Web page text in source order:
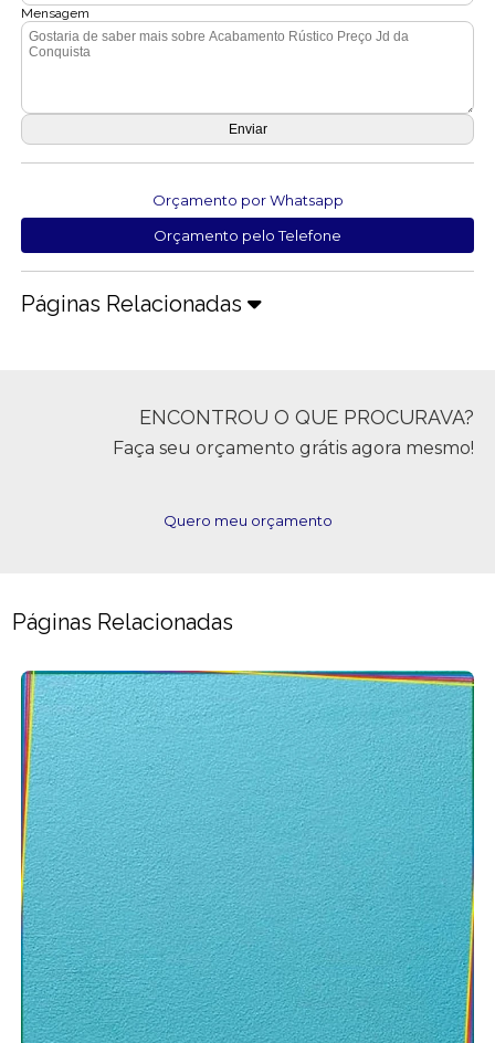
Mensagem
Orçamento por Whatsapp
Orçamento pelo Telefone
Páginas Relacionadas
ENCONTROU O QUE PROCURAVA?
Faça seu orçamento grátis agora mesmo!
Quero meu orçamento
Páginas Relacionadas